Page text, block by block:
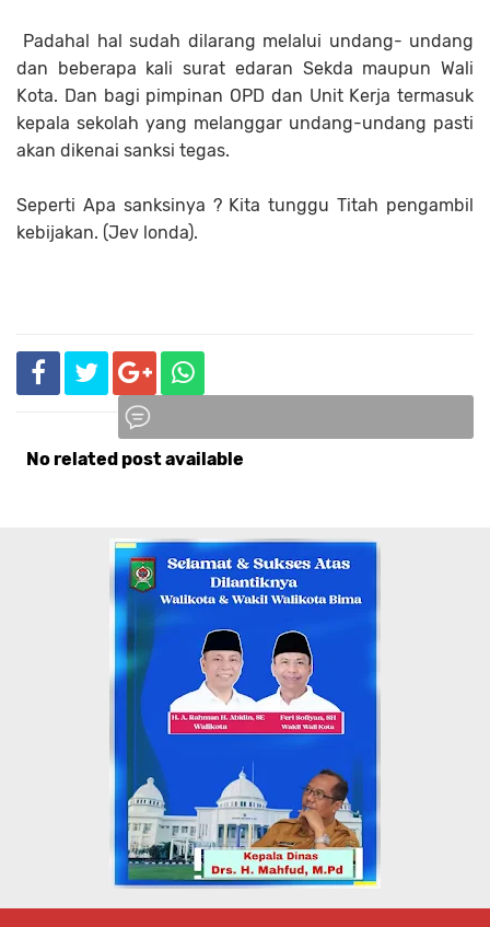
Padahal hal sudah dilarang melalui undang- undang
dan beberapa kali surat edaran Sekda maupun Wali
Kota. Dan bagi pimpinan OPD dan Unit Kerja termasuk
kepala sekolah yang melanggar undang-undang pasti
akan dikenai sanksi tegas.
Seperti Apa sanksinya ? Kita tunggu Titah pengambil
kebijakan. (Jev londa).
No related post available